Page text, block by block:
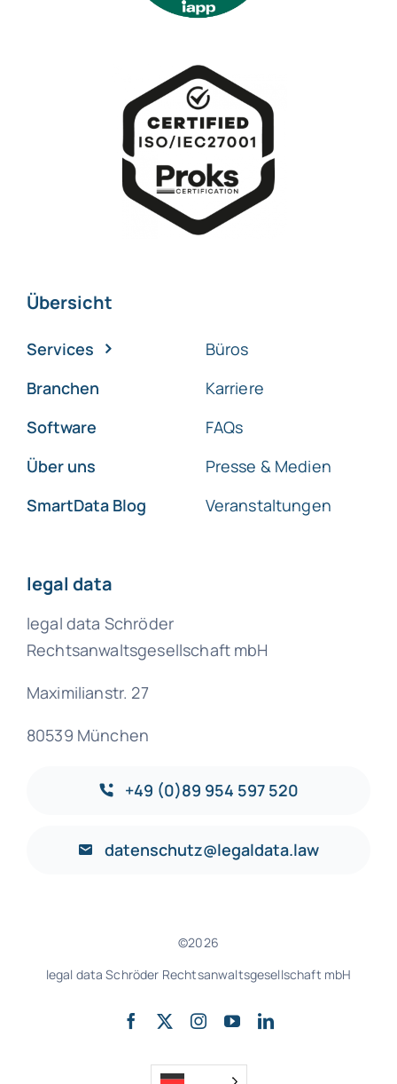
Übersicht
Services
Branchen
Software
Über uns
SmartData Blog
Büros
Karriere
FAQs
Presse & Medien
Veranstaltungen
legal data
legal data Schröder
Rechtsanwaltsgesellschaft mbH
Maximilianstr. 27
80539 München
+49 (0)89 954 597 520
datenschutz@legaldata.law
©2026
legal data Schröder Rechtsanwaltsgesellschaft mbH